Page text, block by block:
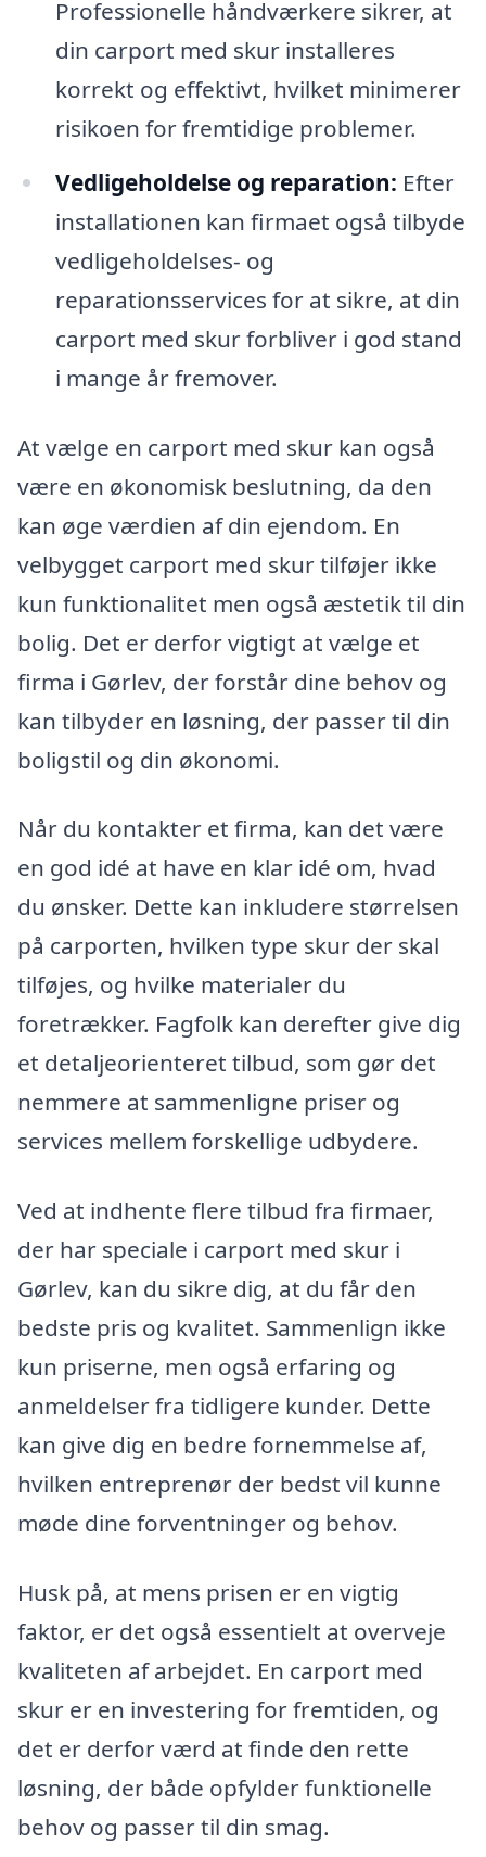
Professionelle håndværkere sikrer, at
din carport med skur installeres
korrekt og effektivt, hvilket minimerer
risikoen for fremtidige problemer.
Vedligeholdelse og reparation: Efter
installationen kan firmaet også tilbyde
vedligeholdelses- og
reparationsservices for at sikre, at din
carport med skur forbliver i god stand
i mange år fremover.
At vælge en carport med skur kan også
være en økonomisk beslutning, da den
kan øge værdien af din ejendom. En
velbygget carport med skur tilføjer ikke
kun funktionalitet men også æstetik til din
bolig. Det er derfor vigtigt at vælge et
firma i Gørlev, der forstår dine behov og
kan tilbyder en løsning, der passer til din
boligstil og din økonomi.
Når du kontakter et firma, kan det være
en god idé at have en klar idé om, hvad
du ønsker. Dette kan inkludere størrelsen
på carporten, hvilken type skur der skal
tilføjes, og hvilke materialer du
foretrækker. Fagfolk kan derefter give dig
et detaljeorienteret tilbud, som gør det
nemmere at sammenligne priser og
services mellem forskellige udbydere.
Ved at indhente flere tilbud fra firmaer,
der har speciale i carport med skur i
Gørlev, kan du sikre dig, at du får den
bedste pris og kvalitet. Sammenlign ikke
kun priserne, men også erfaring og
anmeldelser fra tidligere kunder. Dette
kan give dig en bedre fornemmelse af,
hvilken entreprenør der bedst vil kunne
møde dine forventninger og behov.
Husk på, at mens prisen er en vigtig
faktor, er det også essentielt at overveje
kvaliteten af arbejdet. En carport med
skur er en investering for fremtiden, og
det er derfor værd at finde den rette
løsning, der både opfylder funktionelle
behov og passer til din smag.